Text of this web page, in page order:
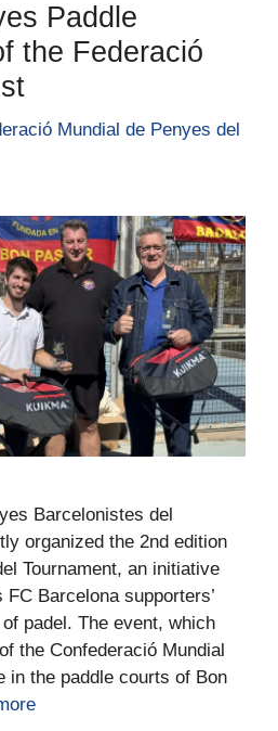
Paddle
the Federació
Mundial de Penyes del
Barcelonistes del
organized the 2nd edition
Tournament, an initiative
Barcelona supporters’
padel. The event, which
the Confederació Mundial
in the paddle courts of Bon